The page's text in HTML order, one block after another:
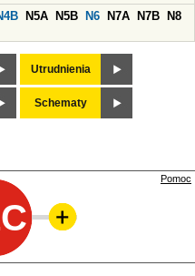
N5A N5B N6 N7A N7B
N8
Utrudnienia
Schematy
Pomoc